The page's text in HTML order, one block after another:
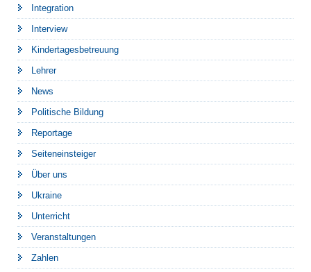
Integration
Interview
Kindertagesbetreuung
Lehrer
News
Politische Bildung
Reportage
Seiteneinsteiger
Über uns
Ukraine
Unterricht
Veranstaltungen
Zahlen